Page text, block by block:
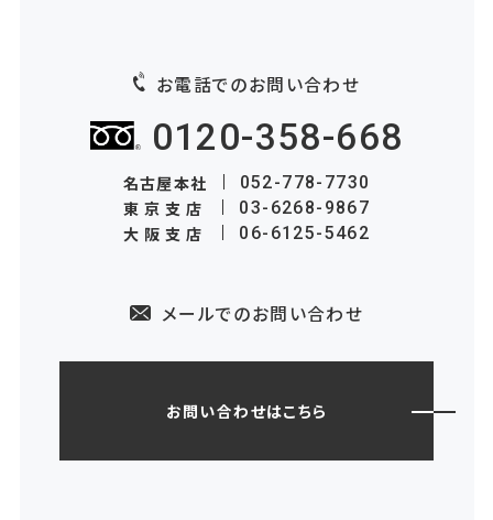
お電話でのお問い合わせ
0120-358-668
名古屋本社 052-778-7730
東京支店 03-6268-9867
大阪支店 06-6125-5462
メールでのお問い合わせ
お問い合わせはこちら